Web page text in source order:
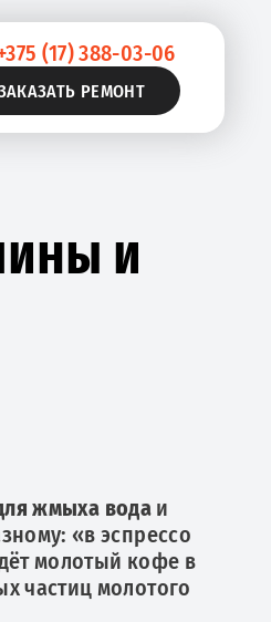
(17) 388-03-06
РЕМОНТ
И
жмыха водаи
«в эспрессо
молотый кофе в
частиц молотого